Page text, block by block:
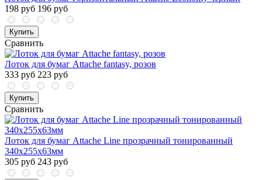
198 руб 196 руб
Купить
Сравнить
Лоток для бумаг Attache fantasy, розов
333 руб 223 руб
Купить
Сравнить
Лоток для бумаг Attache Line прозрачный тонированный
340х255х63мм
305 руб 243 руб